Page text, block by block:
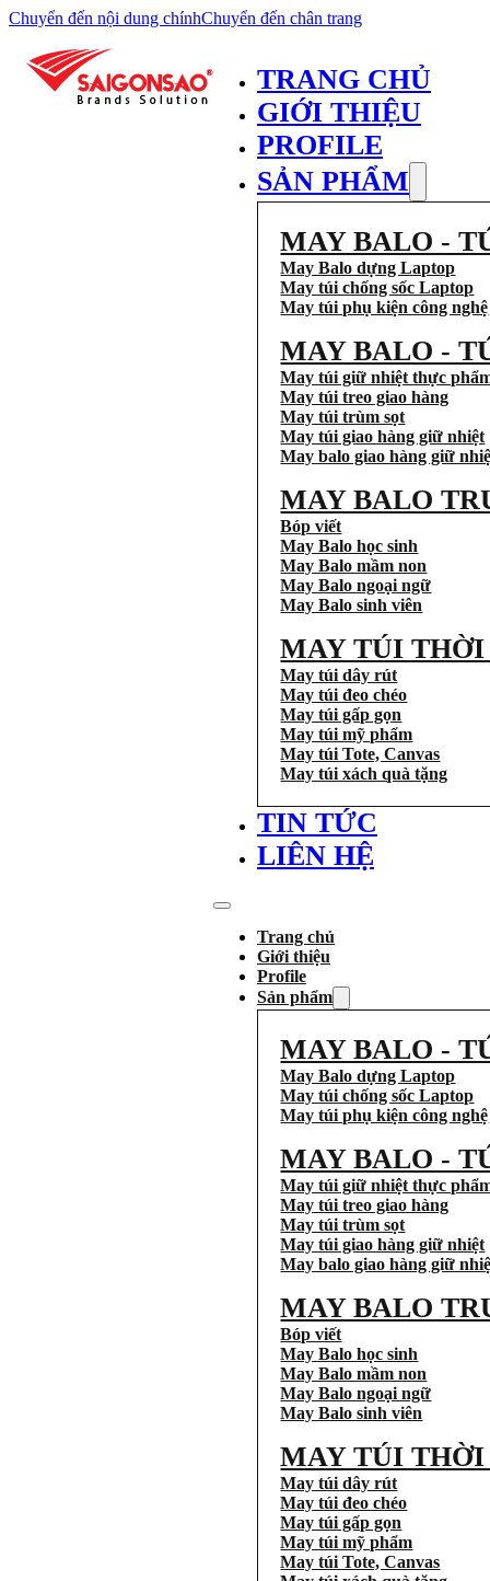
Chuyển đến nội dung chínhChuyển đến chân trang
TRANG CHỦ
GIỚI THIỆU
PROFILE
SẢN PHẨM
MAY BALO -
May Balo dựng Laptop
May túi chống sốc Laptop
May túi phụ kiện công nghệ
MAY BALO -
May túi giữ nhiệt thực
May túi treo giao hàng
May túi trùm sọt
May túi giao hàng giữ nhiệt
May balo giao hàng giữ
MAY BALO
Bóp viết
May Balo học sinh
May Balo mầm non
May Balo ngoại ngữ
May Balo sinh viên
MAY TÚI
May túi dây rút
May túi đeo chéo
May túi gấp gọn
May túi mỹ phẩm
May túi Tote, Canvas
May túi xách quà tặng
TIN TỨC
LIÊN HỆ
Trang chủ
Giới thiệu
Profile
Sản phẩm
MAY BALO -
May Balo dựng Laptop
May túi chống sốc Laptop
May túi phụ kiện công nghệ
MAY BALO -
May túi giữ nhiệt thực
May túi treo giao hàng
May túi trùm sọt
May túi giao hàng giữ nhiệt
May balo giao hàng giữ
MAY BALO
Bóp viết
May Balo học sinh
May Balo mầm non
May Balo ngoại ngữ
May Balo sinh viên
MAY TÚI
May túi dây rút
May túi đeo chéo
May túi gấp gọn
May túi mỹ phẩm
May túi Tote, Canvas